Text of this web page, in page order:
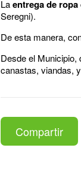
Laentrega de
Seregni).
De esta manera,
Desde el Municipio,
canastas, viandas,
Compartir